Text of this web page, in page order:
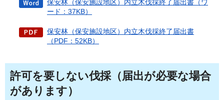
保安林（保安施設地区）内立木伐採終了届出書（ワ
ード：37KB）
保安林（保安施設地区）内立木伐採終了届出書
（PDF：52KB）
許可を要しない伐採（届出が必要な場合
があります）